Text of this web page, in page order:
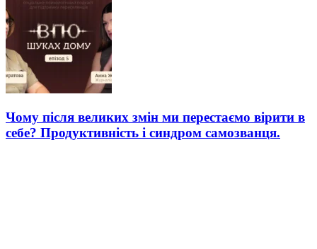
Чому після великих змін ми перестаємо вірити в
себе? Продуктивність і синдром самозванця.